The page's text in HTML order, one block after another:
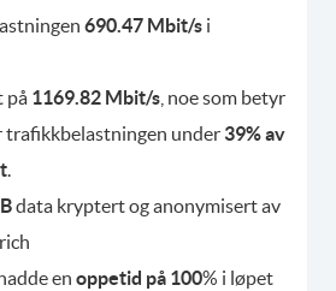
690.47 Mbit/s i
på 1169.82 Mbit/s , noe som betyr
trafikkbelastningen under 39% av
.
data kryptert og anonymisert av
en oppetid på 100% i løpet